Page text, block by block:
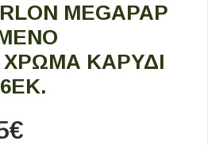
MEGAPAP
ΚΑΡΥΔΊ
€